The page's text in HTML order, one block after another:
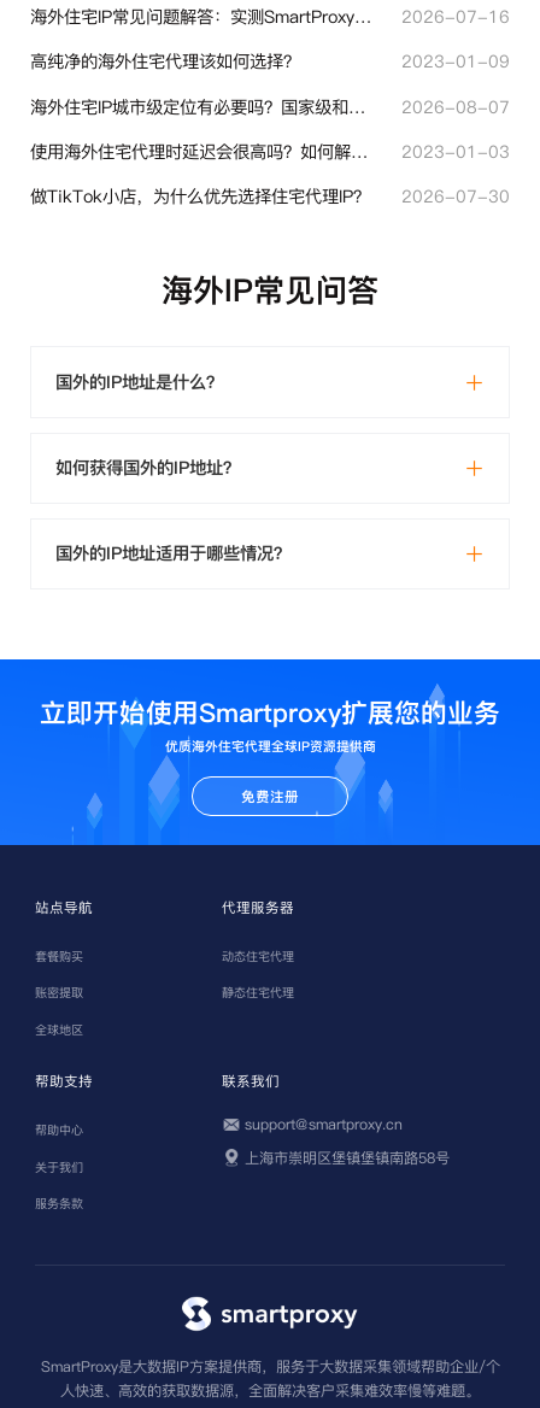
海外住宅IP常见问题解答：实测SmartProxy使用经验分享
2026-07-16
高纯净的海外住宅代理该如何选择？
2023-01-09
海外住宅IP城市级定位有必要吗？国家级和城市级代理IP区别对比
2026-08-07
使用海外住宅代理时延迟会很高吗？如何解决？
2023-01-03
做TikTok小店，为什么优先选择住宅代理IP？
2026-07-30
海外IP常见问答
国外的IP地址是什么？
如何获得国外的IP地址？
国外的IP地址适用于哪些情况？
立即开始使用Smartproxy扩展您的业务
优质海外住宅代理全球IP资源提供商
免费注册
站点导航
套餐购买
账密提取
全球地区
代理服务器
动态住宅代理
静态住宅代理
帮助支持
帮助中心
关于我们
服务条款
联系我们
support@smartproxy.cn
上海市崇明区堡镇堡镇南路58号
SmartProxy是大数据IP方案提供商，服务于大数据采集领域帮助企业/个
人快速、高效的获取数据源，全面解决客户采集难效率慢等难题。